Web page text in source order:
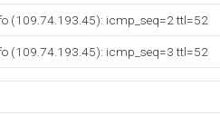
(109.74.193.45): icmp_seq=2 ttl=52
(109.74.193.45): icmp_seq=3 ttl=52